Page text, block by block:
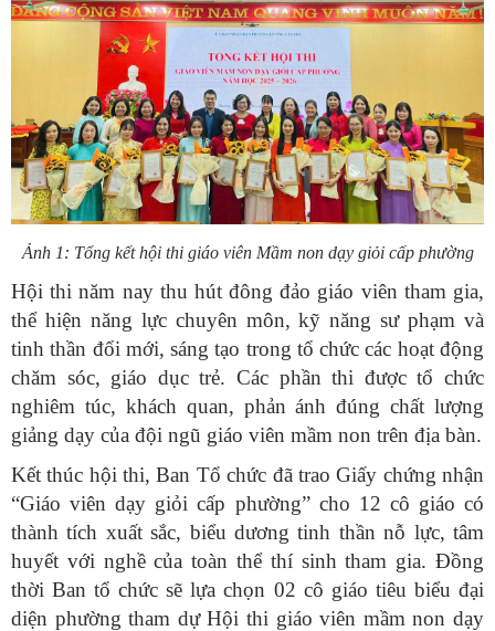
Ảnh 1: Tổng kết hội thi giáo viên Mầm non dạy giỏi cấp phường
Hội thi năm nay thu hút đông đảo giáo viên tham gia,
thể hiện năng lực chuyên môn, kỹ năng sư phạm và
tinh thần đổi mới, sáng tạo trong tổ chức các hoạt động
chăm sóc, giáo dục trẻ. Các phần thi được tổ chức
nghiêm túc, khách quan, phản ánh đúng chất lượng
giảng dạy của đội ngũ giáo viên mầm non trên địa bàn.
Kết thúc hội thi, Ban Tổ chức đã trao Giấy chứng nhận
“Giáo viên dạy giỏi cấp phường” cho 12 cô giáo có
thành tích xuất sắc, biểu dương tinh thần nỗ lực, tâm
huyết với nghề của toàn thể thí sinh tham gia. Đồng
thời Ban tổ chức sẽ lựa chọn 02 cô giáo tiêu biểu đại
diện phường tham dự Hội thi giáo viên mầm non dạy